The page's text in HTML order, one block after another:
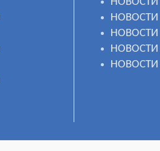
НОВОСТИ
НОВОСТИ
НОВОСТИ
НОВОСТИ